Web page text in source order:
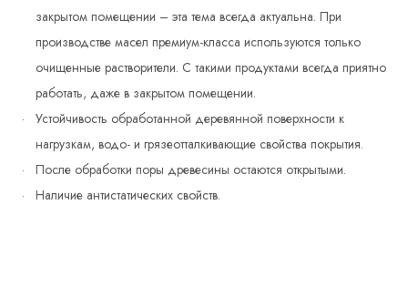
закрытом помещении – эта тема всегда актуальна. При
производстве масел премиум-класса используются только
очищенные растворители. С такими продуктами всегда приятно
работать, даже в закрытом помещении.
Устойчивость обработанной деревянной поверхности к
нагрузкам, водо- и грязеотталкивающие свойства покрытия.
После обработки поры древесины остаются открытыми.
Наличие антистатических свойств.